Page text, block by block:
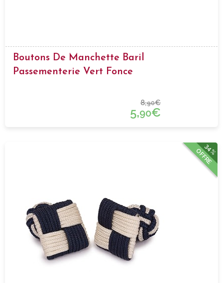
Boutons De Manchette Baril
Passementerie Vert Fonce
8,90€
5,90€
34%
OFFRE